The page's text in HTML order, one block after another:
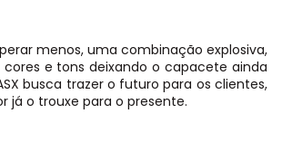
menos, uma combinação explosiva,
e tons deixando o capacete ainda
busca trazer o futuro para os clientes,
já o trouxe para o presente.